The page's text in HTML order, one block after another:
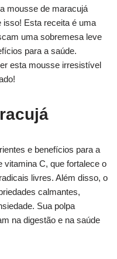
mousse de maracujá
isso! Esta receita é uma
uma sobremesa leve
para a saúde.
esta mousse irresistível
e benefícios para a
vitamina C, que fortalece o
livres. Além disso, o
calmantes,
Sua polpa
na digestão e na saúde